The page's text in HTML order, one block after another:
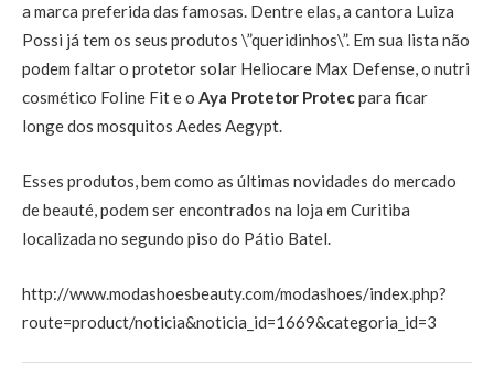
a marca preferida das famosas. Dentre elas, a cantora Luiza
Possi já tem os seus produtos \”queridinhos\”. Em sua lista não
podem faltar o protetor solar Heliocare Max Defense, o nutri
cosmético Foline Fit e o Aya Protetor Protecpara ficar
longe dos mosquitos Aedes Aegypt.
Esses produtos, bem como as últimas novidades do mercado
de beauté, podem ser encontrados na loja em Curitiba
localizada no segundo piso do Pátio Batel.
http://www.modashoesbeauty.com/modashoes/index.php?
route=product/noticia&noticia_id=1669&categoria_id=3